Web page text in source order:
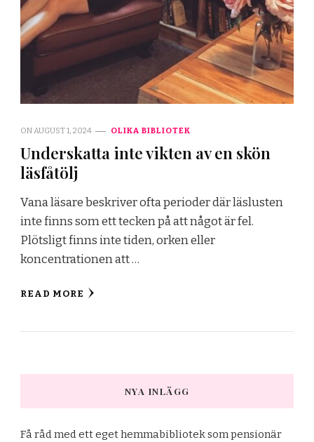
ONAUGUST 1, 2024 OLIKA BIBLIOTEK
Underskatta inte vikten av en skön
läsfåtölj
Vana läsare beskriver ofta perioder där läslusten
inte finns som ett tecken på att något är fel.
Plötsligt finns inte tiden, orken eller
koncentrationen att …
READ MORE
NYA INLÄGG
Få råd med ett eget hemmabibliotek som pensionär